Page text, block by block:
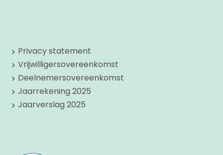
Privacy statement
Vrijwilligersovereenkomst
Deelnemersovereenkomst
Jaarrekening 2025
Jaarverslag 2025